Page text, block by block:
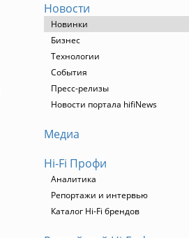
Новости
Новинки
Бизнес
Технологии
События
Пресс-релизы
Новости портала hifiNews
Медиа
Hi-Fi Профи
Аналитика
Репортажи и интервью
Каталог Hi-Fi брендов